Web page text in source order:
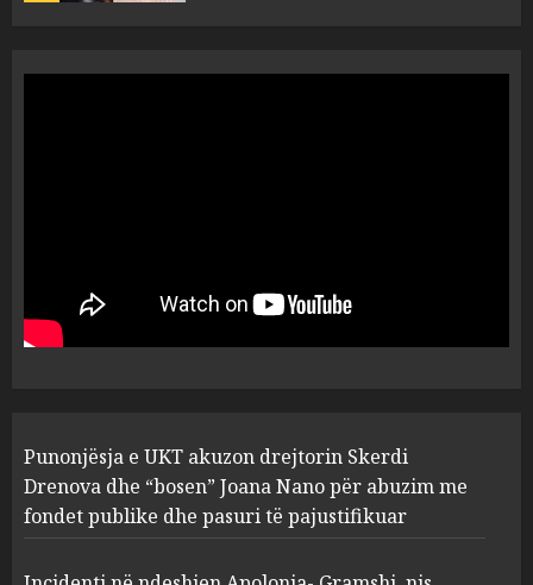
1
“bosen” Joana Nano për
abuzim me fondet publike dhe
pasuri të pajustifikuar
2
Apolonia- Gramshi, nis
procedim penal për Koço
Kokëdhimën (VIDEO)
MARCH 27, 2025
Punonjësja e UKT akuzon drejtorin Skerdi
Drenova dhe “bosen” Joana Nano për abuzim me
fondet publike dhe pasuri të pajustifikuar